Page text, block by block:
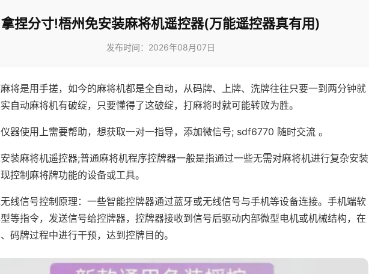
拿捏分寸!梧州免安装麻将机遥控器(万能遥控器真有用)
发布时间：2026年08月07日
将是用手搓，如今的麻将机都是全自动，从码牌、上牌、洗牌往往只要一到两分钟就
自动麻将机有破绽，只要懂得了这破绽，打麻将时就可能转败为胜。
器使用上需要帮助，想获取一对一指导，添加微信号; sdf6770 随时交流 。
装麻将机遥控器;普通麻将机程序控牌器一般是指通过一些无需对麻将机进行复杂安装
控制麻将牌功能的设备或工具。
线信号控制原理：一些智能控牌器通过蓝牙或无线信号与手机等设备连接。手机端软
等指令，发送信号给控牌器，控牌器接收到信号后驱动内部微型电机或机械结构，在
码牌过程中进行干预，达到控牌目的。